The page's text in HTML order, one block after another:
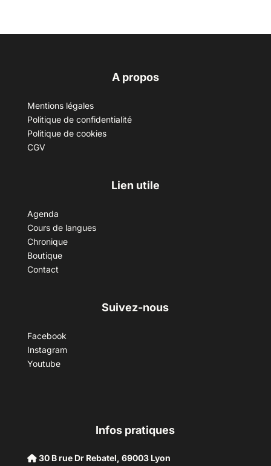
A propos
Mentions légales
Politique de confidentialité
Politique de cookies
CGV
Lien utile
Agenda
Cours de langues
Chronique
Boutique
Contact
Suivez-nous
Facebook
Instagram
Youtube
Infos pratiques
30 B rue Dr Rebatel, 69003 Lyon